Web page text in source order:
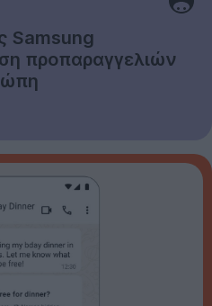
Samsung
προπαραγγελιών